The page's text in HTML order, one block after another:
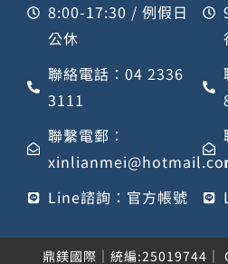
8:00-17:30 / 例假日
公休
聯絡電話：04 2336
3111
聯繫電郵：
Line諮詢：官方帳號
鼎鎂國際｜統編:25019744